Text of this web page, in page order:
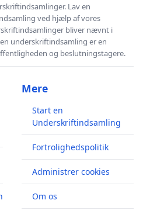
Lav en
ved hjælp af vores
bliver nævnt i
underskriftindsamling er en
og beslutningstagere.
Mere
Start en
Underskriftindsamling
Fortrolighedspolitik
Administrer cookies
Om os